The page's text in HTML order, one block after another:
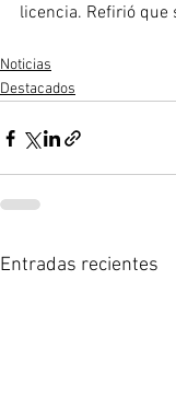
licencia. Refirió que
Noticias
Destacados
Entradas recientes